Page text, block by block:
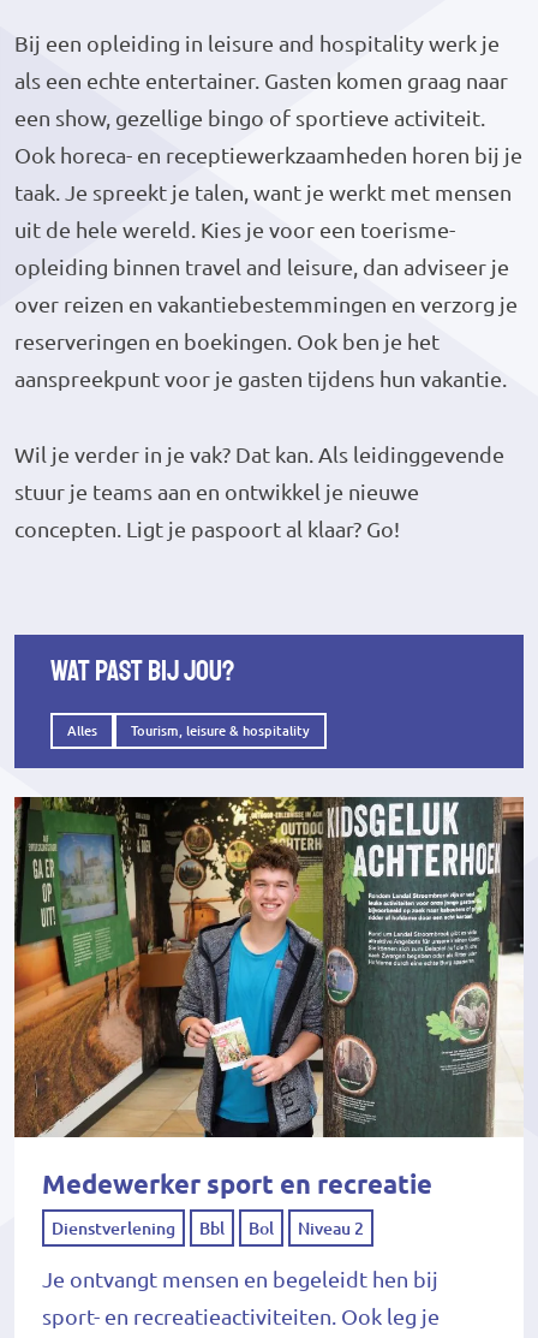
Bij een opleiding in leisure and hospitality werk je
als een echte entertainer. Gasten komen graag naar
een show, gezellige bingo of sportieve activiteit.
Ook horeca- en receptiewerkzaamheden horen bij je
taak. Je spreekt je talen, want je werkt met mensen
uit de hele wereld. Kies je voor een toerisme-
opleiding binnen travel and leisure, dan adviseer je
over reizen en vakantiebestemmingen en verzorg je
reserveringen en boekingen. Ook ben je het
aanspreekpunt voor je gasten tijdens hun vakantie.
Wil je verder in je vak? Dat kan. Als leidinggevende
stuur je teams aan en ontwikkel je nieuwe
concepten. Ligt je paspoort al klaar? Go!
Wat past bij jou?
Alles Tourism, leisure & hospitality
Medewerker sport en recreatie
Dienstverlening Bbl Bol Niveau 2
Je ontvangt mensen en begeleidt hen bij
sport- en recreatieactiviteiten. Ook leg je